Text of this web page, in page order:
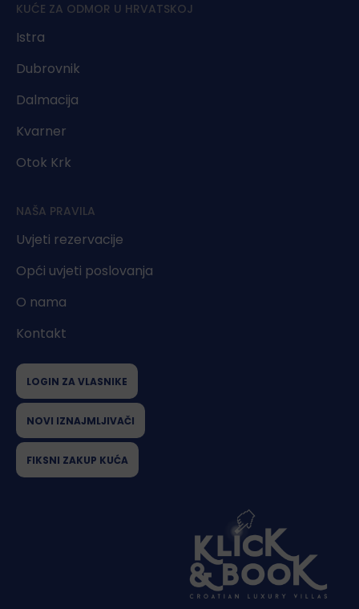
KUĆE ZA ODMOR U HRVATSKOJ
Istra
Dubrovnik
Dalmacija
Kvarner
Otok Krk
NAŠA PRAVILA
Uvjeti rezervacije
Opći uvjeti poslovanja
O nama
Kontakt
LOGIN ZA VLASNIKE
NOVI IZNAJMLJIVAČI
FIKSNI ZAKUP KUĆA